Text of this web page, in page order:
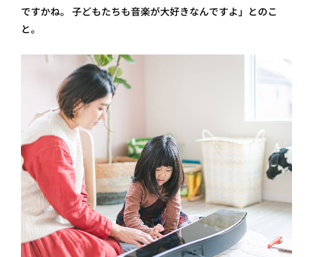
ですかね。 子どもたちも音楽が大好きなんですよ」とのこ
と。